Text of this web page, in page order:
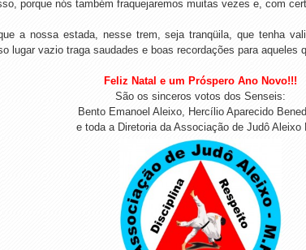
porque nós também fraquejaremos muitas vezes e, com
a nossa estada, nesse trem, seja tranqüila, que tenha
lugar vazio traga saudades e boas recordações para aqueles
Feliz Natal e um Próspero Ano Novo!!!
São os sinceros votos dos Senseis:
Bento Emanoel Aleixo, Hercílio Aparecido
e toda a Diretoria da Associação de Judô Aleixo